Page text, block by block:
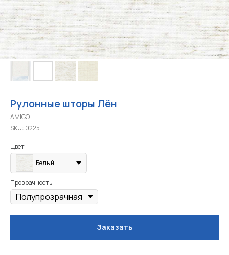
Рулонные шторы Лён
AMIGO
SKU: 0225
Цвет
Белый
Прозрачность
Заказать